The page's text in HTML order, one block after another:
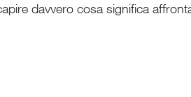
davvero cosa significa